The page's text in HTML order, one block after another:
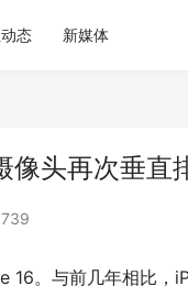
态 新媒体
头再次垂直
16。与前几年相比，